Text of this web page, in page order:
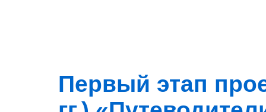
Первый этап